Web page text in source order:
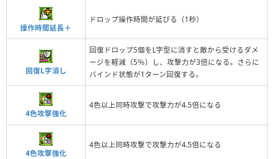
操作時間延長＋
ドロップ操作時間が延びる（1秒）
回復L字消し
回復ドロップ5個をL字型に消すと敵から受けるダメ
ージを軽減（5％）し、攻撃力が3倍になる。さらに
バインド状態が1ターン回復する。
4色攻撃強化
4色以上同時攻撃で攻撃力が4.5倍になる
4色攻撃強化
4色以上同時攻撃で攻撃力が4.5倍になる